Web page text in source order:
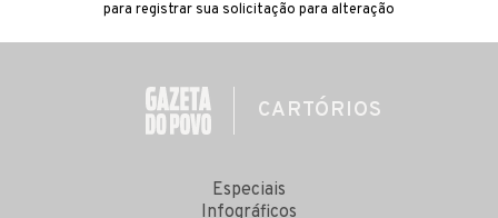
para registrar sua solicitação para alteração
CARTÓRIOS
Especiais
Infográficos